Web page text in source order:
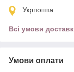
Укрпошта
Всі умови
Умови оплати